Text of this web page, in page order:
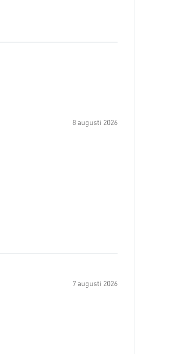
8 augusti 2026
7 augusti 2026